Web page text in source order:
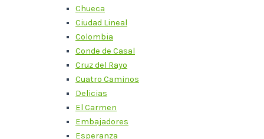
Chueca
Ciudad Lineal
Colombia
Conde de Casal
Cruz del Rayo
Cuatro Caminos
Delicias
El Carmen
Embajadores
Esperanza